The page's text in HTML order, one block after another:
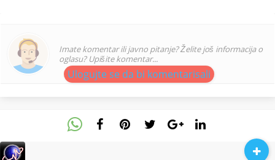
Imate komentar ili javno pitanje? Želite još informacija o
oglasu? Upišite komentar...
Ulogujte se da bi komentarisali